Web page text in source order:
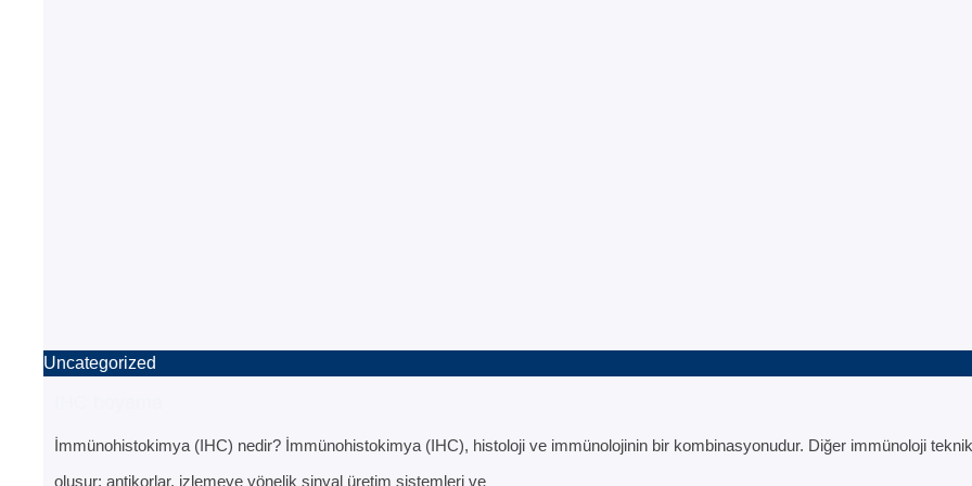
Uncategorized
İmmünohistokimya (IHC) nedir? İmmünohistokimya (IHC), histoloji ve immünolojinin bir kombinasyonudur. Diğer immünoloji
oluşur: antikorlar, izlemeye yönelik sinyal üretim sistemleri ve